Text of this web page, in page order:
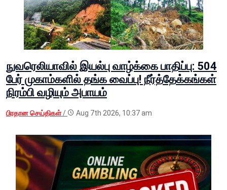
நுவரெலியாவில் இயல்பு வாழ்க்கை பாதிப்பு: 504
பேர் முகாம்களில் தங்க வைப்பு! நீர்த்தேக்கங்கள்
நிரம்பி வழியும் அபாயம்
பிரதான செய்திகள்/ Aug 7th 2026, 10:37 am